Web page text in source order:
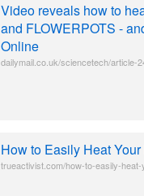
Video reveals how to
and FLOWERPOTS -
Online
dailymail.co.uk/sciencetech/article-
How to Easily Heat
trueactivist.com/how-to-easily-